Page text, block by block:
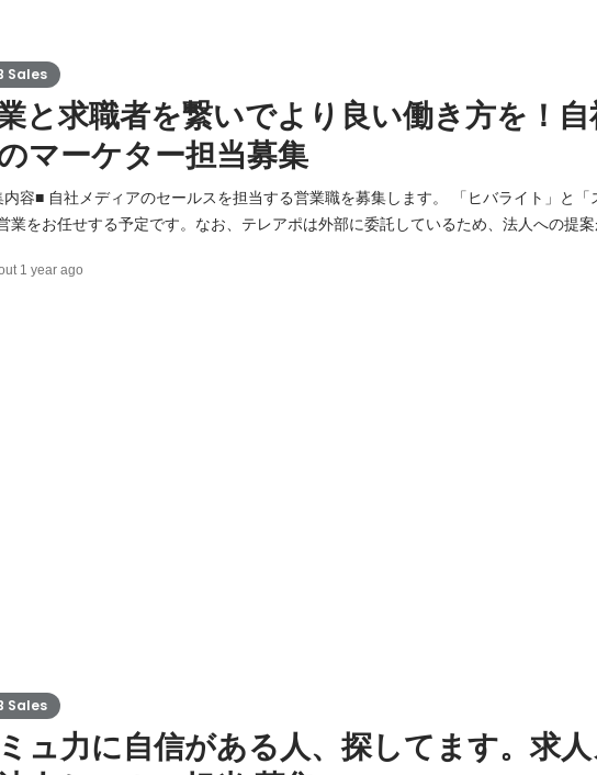
Sales
と求職者を繋いでより良い働き方を！自
マーケター担当募集
内容■ 自社メディアのセールスを担当する営業職を募集します。 「ヒバライト」と「
業をお任せする予定です。なお、テレアポは外部に委託しているため、法人への提案
に業務に携われる点が、やりがいに繋がります。お客様のアフターフォローまで一
1 year ago
Sales
ュ力に自信がある人、探してます。求